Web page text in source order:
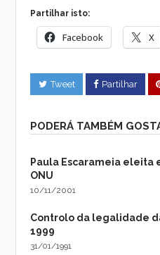
Partilhar isto:
Facebook X
Tweet Partilhar
PODERÁ TAMBÉM
Paula Escarameia eleita
ONU
10/11/2001
Controlo da legalidade
1999
31/01/1991